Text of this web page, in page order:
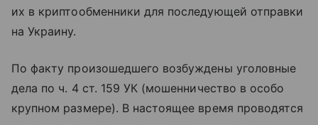
их в криптообменники для последующей отправки
на Украину.
По факту произошедшего возбуждены уголовные
дела по ч. 4 ст. 159 УК (мошенничество в особо
крупном размере). В настоящее время проводятся